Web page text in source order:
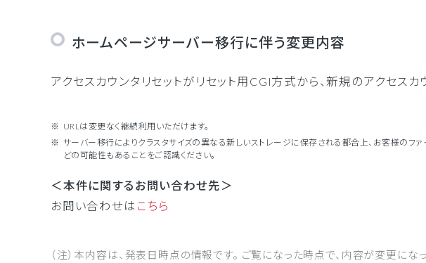
ホームページサーバー移行に伴う変更内容
アクセスカウンタリセットがリセット用CGI方式から、新規のアクセス
URLは変更なく継続利用いただけます。
サーバー移行によりクラスタサイズの異なる新しいストレージに保存される都合上、お客様のフ
どの可能性もあることをご認識ください。
＜本件に関するお問い合わせ先＞
お問い合わせは こちら
（注）本内容は、発表日時点の情報です。 ご覧になった時点で、内容が変更にな